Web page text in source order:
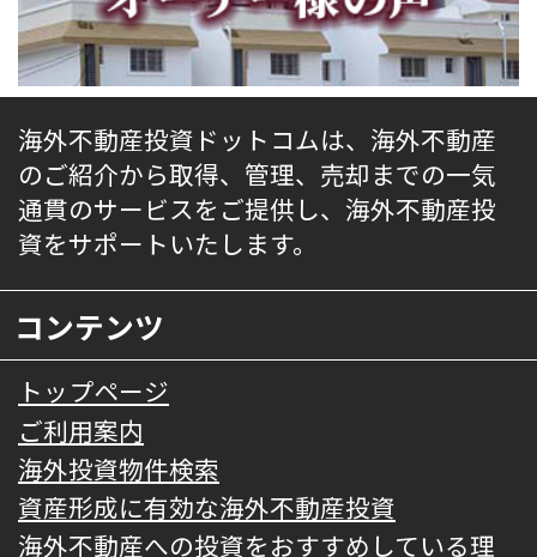
海外不動産投資ドットコムは、海外不動産
のご紹介から取得、管理、売却までの一気
通貫のサービスをご提供し、海外不動産投
資をサポートいたします。
コンテンツ
トップページ
ご利用案内
海外投資物件検索
資産形成に有効な海外不動産投資
海外不動産への投資をおすすめしている理